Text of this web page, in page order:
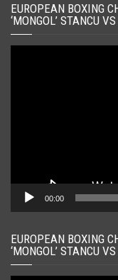
EUROPEAN BOXING
‘MONGOL’ STANCU
00:00
EUROPEAN BOXING
‘MONGOL’ STANCU